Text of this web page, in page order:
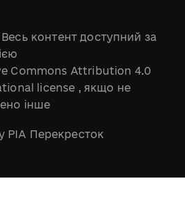
контент доступний за
Commons Attribution 4.0
license , якщо не
інше
РІА Перекресток